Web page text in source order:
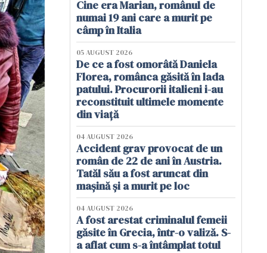
Cine era Marian, românul de
numai 19 ani care a murit pe
câmp în Italia
05 AUGUST 2026
De ce a fost omorâtă Daniela
Florea, românca găsită în lada
patului. Procurorii italieni i-au
reconstituit ultimele momente
din viață
04 AUGUST 2026
Accident grav provocat de un
român de 22 de ani în Austria.
Tatăl său a fost aruncat din
mașină și a murit pe loc
04 AUGUST 2026
A fost arestat criminalul femeii
găsite în Grecia, într-o valiză. S-
a aflat cum s-a întâmplat totul